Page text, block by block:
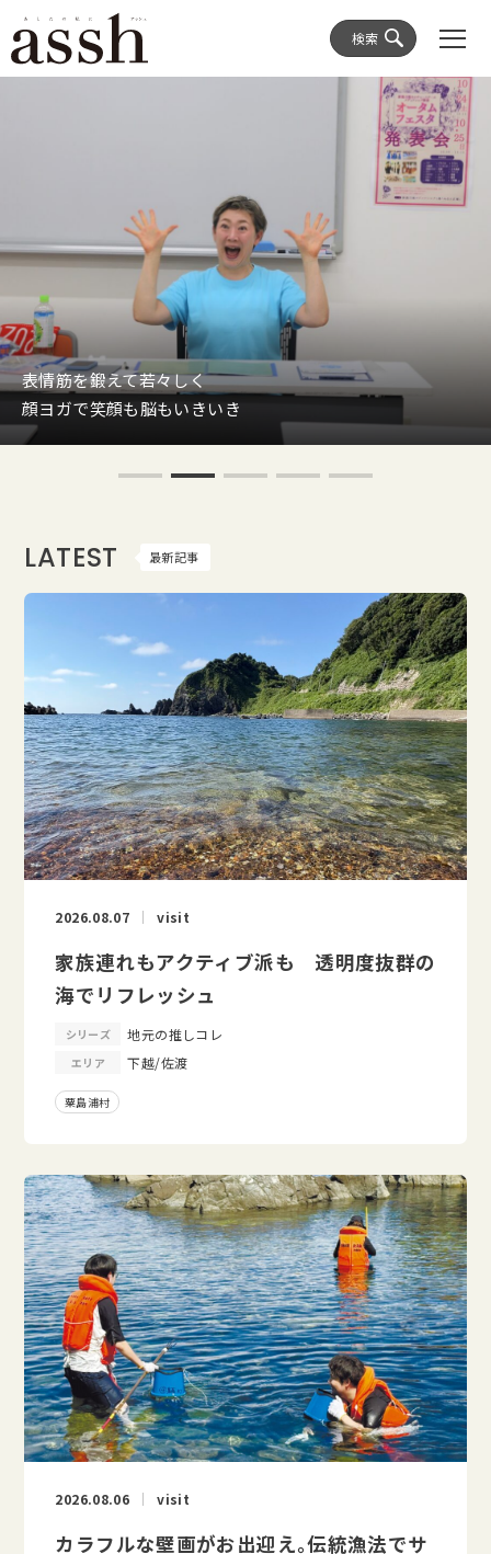
検索
表情筋を鍛えて若々しく
顔ヨガで笑顔も脳もいきいき
LATEST 最新記事
2026.08.07 visit
家族連れもアクティブ派も 透明度抜群の
海でリフレッシュ
シリーズ 地元の推しコレ
エリア 下越/佐渡
粟島浦村
2026.08.06 visit
カラフルな壁画がお出迎え。伝統漁法でサ